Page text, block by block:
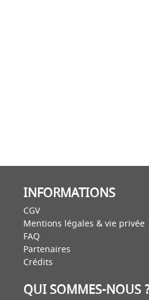
INFORMATIONS
CGV
Mentions légales & vie privée
FAQ
Partenaires
Crédits
QUI SOMMES-NOUS